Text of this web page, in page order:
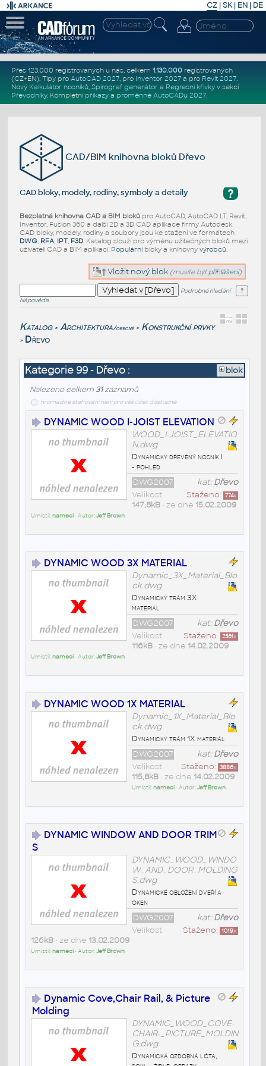
CZ | SK| EN | DE
Přes 123.000 registrovaných u nás, celkem 1.130.000registrovaných
(CZ+EN). Tipy pro AutoCAD 2027, pro Inventor 2027a pro Revit 2027.
Nový Kalkulátor nosníků, Spirograf generátor a Regresní křivkyv sekci
Převodníky. Kompletní příkazya proměnné AutoCADu 2027.
CAD/BIM knihovna bloků Dřevo
?
CAD bloky, modely, rodiny, symboly a detaily
Bezplatná knihovna CAD a BIM blokůpro AutoCAD, AutoCAD LT, Revit,
Inventor, Fusion 360 a další 2D a 3D CAD aplikace firmy Autodesk.
CAD bloky, modely, rodiny a soubory jsou ke stažení ve formátech
DWG, RFA, IPT, F3D. Katalog slouží pro výměnu užitečných bloků mezi
uživateli CAD a BIM aplikací. Populárníbloky a knihovny výrobců.
Vložit nový blok (musíte být přihlášeni)
Podrobné hledání
Nápověda
Katalog > Architektura/obecné > Konstrukční prvky
> Dřevo
Kategorie 99 - Dřevo : blok
Nalezeno celkem 31záznamů
hromadné stahování není pro váš účet dostupné
DYNAMIC WOOD I-JOIST ELEVATION
WOOD_I-JOIST_ELEVATIO
N.dwg
Dynamický dřevěný nosník I
- pohled
kat:Dřevo
DWG2007
Staženo: 774x
Velikost
147,8kB• ze dne 15.02.2009
Umístil:nameci• Autor:Jeff Brown
DYNAMIC WOOD 3X MATERIAL
Dynamic_3X_Material_Blo
ck.dwg
Dynamický trám 3X
materiál
kat:Dřevo
DWG2007
Staženo: 2561x
Velikost
116kB• ze dne 14.02.2009
Umístil:nameci• Autor:Jeff Brown
DYNAMIC WOOD 1X MATERIAL
Dynamic_1X_Material_Blo
ck.dwg
Dynamický trám 1X materiál
kat:Dřevo
DWG2007
Staženo: 3886x
Velikost
115,8kB• ze dne 14.02.2009
Umístil:nameci• Autor:Jeff Brown
DYNAMIC WINDOW AND DOOR TRIM
S
DYNAMIC_WOOD_WINDO
W_AND_DOOR_MOLDING
S.dwg
Dynamické obložení dveří a
oken
kat:Dřevo
DWG2007
Staženo: 1019x
Velikost
126kB• ze dne 13.02.2009
Umístil:nameci• Autor:Jeff Brown
Dynamic Cove,Chair Rail, & Picture
Molding
DYNAMIC_WOOD_COVE-
CHAIR-_PICTURE_MOLDIN
G.dwg
Dynamická ozdobná lišta,